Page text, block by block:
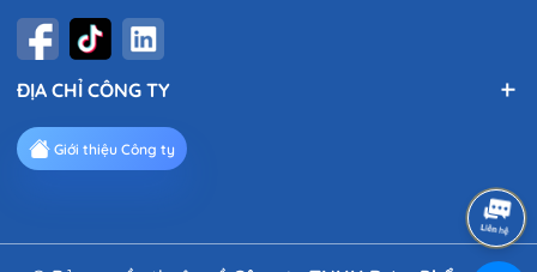
ĐỊA CHỈ CÔNG TY
Giới thiệu Công ty